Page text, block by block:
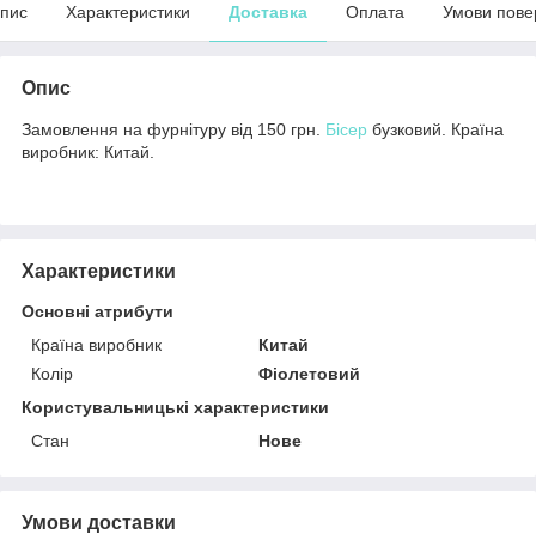
Характеристики Доставка Оплата Умови
Опис
Замовлення на фурнітуру від 150 грн. Бісер бузковий. Країна
виробник: Китай.
Характеристики
Основні атрибути
Країна виробник
Китай
Колір
Фіолетовий
Користувальницькі характеристики
Стан
Нове
Умови доставки